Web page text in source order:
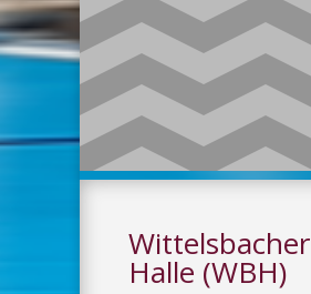
Wittelsbacher
Halle (WBH)